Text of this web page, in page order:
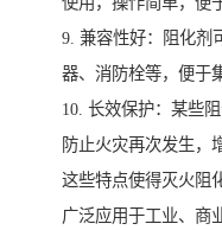
9. 兼容性好：阻化剂
器、消防栓等，便于
10. 长效保护：某些
防止火灾再次发生，
这些特点使得灭火阻
广泛应用于工业、商